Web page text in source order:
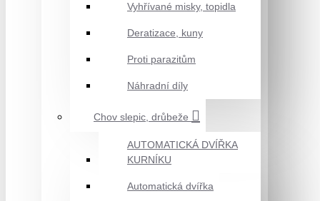
Vyhřívané misky, topidla
Deratizace, kuny
Proti parazitům
Náhradní díly
Chov slepic, drůbeže
AUTOMATICKÁ DVÍŘKA
KURNÍKU
Automatická dvířka